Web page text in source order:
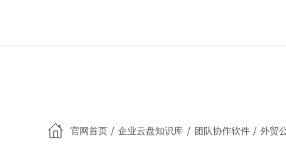
官网首页 / 企业云盘知识库 / 团队协作软件 / 外贸